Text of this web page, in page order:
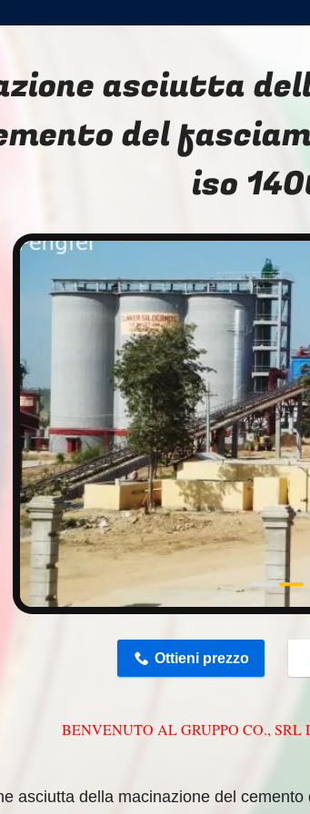
asciutta
del
iso
Ottieni prezzo
BENVENUTO AL GRUPPO CO., SRL
asciutta della macinazione del